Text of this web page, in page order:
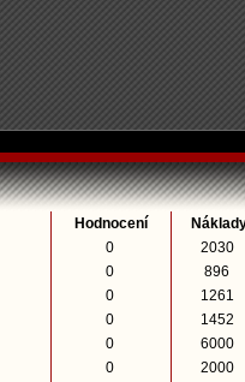
Hodnocení
0
2030
0
896
0
1261
0
1452
0
6000
0
2000